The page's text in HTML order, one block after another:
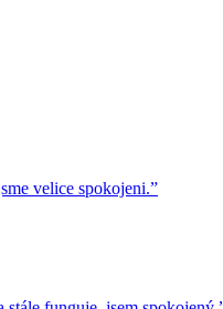
velice spokojeni.”